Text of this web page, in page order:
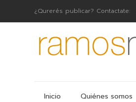
¿Qurerés publicar? Contactate:
Inicio Quiénes somos